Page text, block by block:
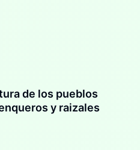
de los pueblos
y raizales